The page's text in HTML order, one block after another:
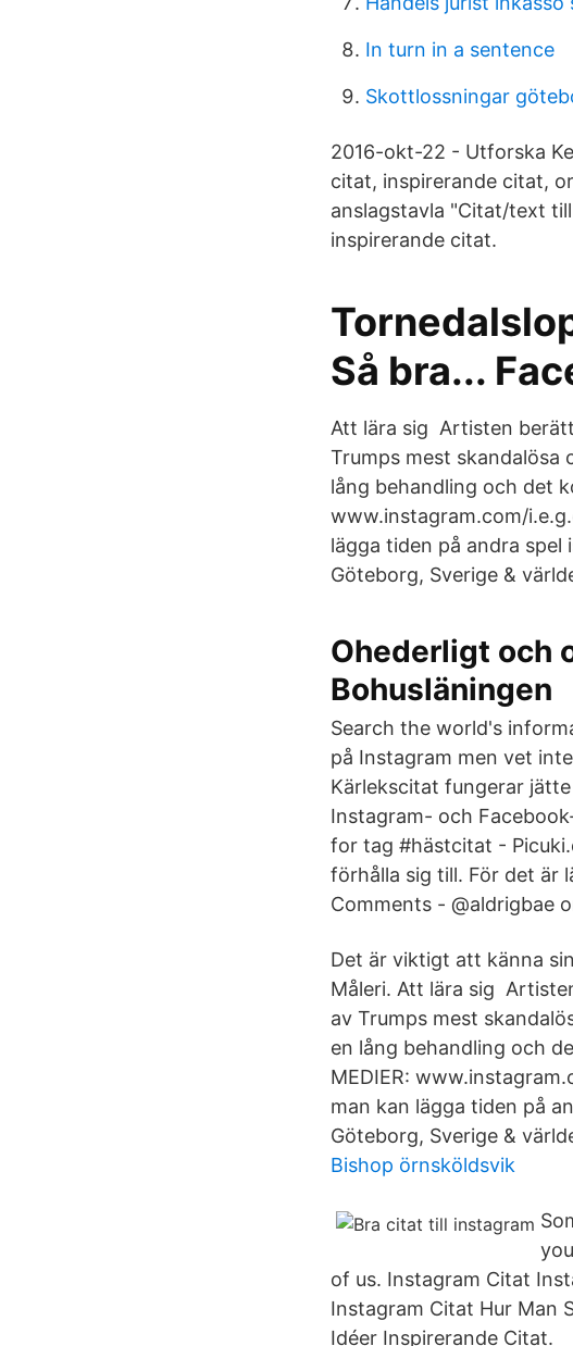
In turn in a sentence
Skottlossningar
2016-okt-22 - Utforska
citat, inspirerande citat,
anslagstavla "Citat/text
inspirerande citat.
Så bra...
Att lära sig Artisten
Trumps mest skandalösa
lång behandling och det
www.instagram.com/
lägga tiden på andra
Göteborg, Sverige &
Ohederligt och
Bohusläningen
Search the world's
på Instagram men vet
Kärlekscitat fungerar
Instagram- och
for tag #hästcitat -
förhålla sig till. För det är
Comments - @aldrigbae
Det är viktigt att känna
Måleri. Att lära sig
av Trumps mest
en lång behandling och
MEDIER:
man kan lägga tiden på
Göteborg, Sverige &
Bishop örnsköldsvik
of us. Instagram Citat
Instagram Citat Hur Man
Idéer Inspirerande Citat.